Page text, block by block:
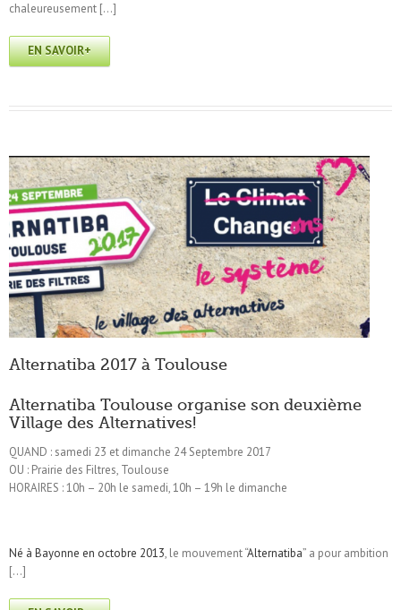
chaleureusement […]
EN SAVOIR+
Alternatiba 2017 à Toulouse
Alternatiba Toulouse organise son deuxième
Village des Alternatives!
QUAND : samedi 23 et dimanche 24 Septembre 2017
OU : Prairie des Filtres, Toulouse
HORAIRES : 10h – 20h le samedi, 10h – 19h le dimanche
Né à Bayonne en octobre 2013, le mouvement “Alternatiba” a pour ambition
[…]